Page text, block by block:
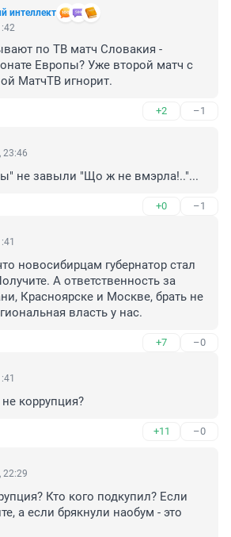
интеллект
по ТВ матч Словакия -
Европы? Уже второй матч с
МатчТВ игнорит.
+2 –1
23:46
не завыли "Що ж не вмэрла!.."...
+0 –1
новосибирцам губернатор стал
А ответственность за
Красноярске и Москве, брать не
власть у нас.
+7 –0
коррупция?
+11 –0
22:29
Кто кого подкупил? Если
а если брякнули наобум - это